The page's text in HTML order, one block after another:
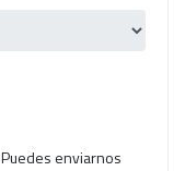
enviarnos